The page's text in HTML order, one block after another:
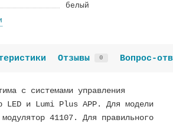
белый
Отзывы 0 Вопрос-
с системами управления
LED и Lumi Plus APP. Для модели
модулятор 41107. Для правильного